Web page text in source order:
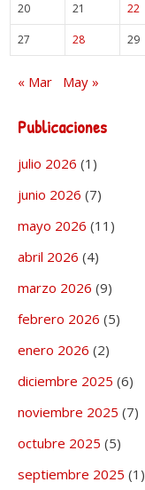
20 21 22
27 28 29
« Mar May »
Publicaciones
julio 2026 (1)
junio 2026 (7)
mayo 2026 (11)
abril 2026 (4)
marzo 2026 (9)
febrero 2026 (5)
enero 2026 (2)
diciembre 2025 (6)
noviembre 2025 (7)
octubre 2025 (5)
septiembre 2025 (1)